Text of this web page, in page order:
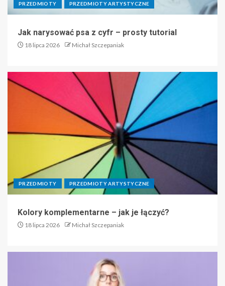
PRZEDMIOTY PRZEDMIOTY ARTYSTYCZNE
Jak narysować psa z cyfr – prosty tutorial
18 lipca 2026 Michał Szczepaniak
PRZEDMIOTY PRZEDMIOTY ARTYSTYCZNE
Kolory komplementarne – jak je łączyć?
18 lipca 2026 Michał Szczepaniak